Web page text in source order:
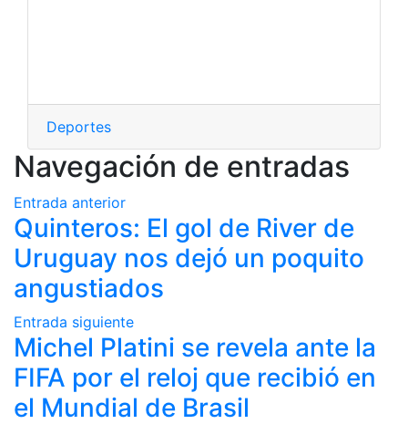
Deportes
Navegación de entradas
Entrada anterior
Quinteros: El gol de River de
Uruguay nos dejó un poquito
angustiados
Entrada siguiente
Michel Platini se revela ante la
FIFA por el reloj que recibió en
el Mundial de Brasil